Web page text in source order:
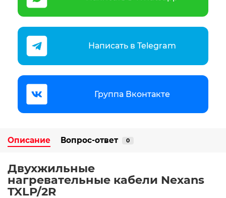
Написать в Telegram
Группа Вконтакте
Описание Вопрос-ответ 0
Двухжильные
нагревательные кабели Nexans
TXLP/2R